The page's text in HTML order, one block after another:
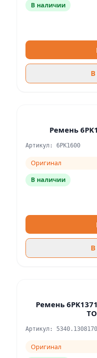
В наличии
Ремень
Артикул: 6РК1600
Оригинал
В наличии
Ремень
Артикул:
Оригинал